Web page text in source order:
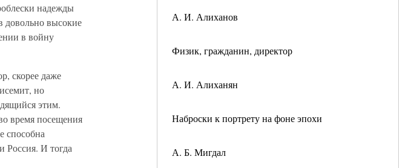
А. И. Алиханов
Физик, гражданин, директор
А. И. Алиханян
Наброски к портрету на фоне эпохи
А. Б. Мигдал
надежды
довольно высокие
в войну
скорее даже
но
этим.
время посещения
способна
Россия. И тогда